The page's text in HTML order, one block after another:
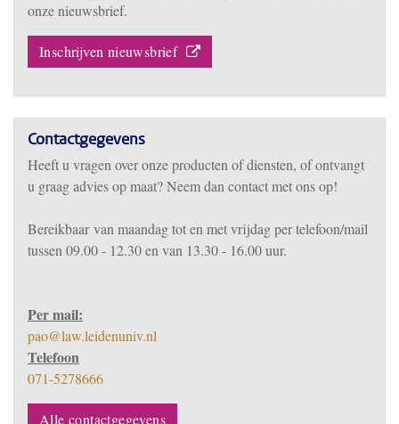
onze nieuwsbrief.
Inschrijven nieuwsbrief
Contactgegevens
Heeft u vragen over onze producten of diensten, of ontvangt
u graag advies op maat? Neem dan contact met ons op!
Bereikbaarvan maandag tot en met vrijdag per telefoon/mail
tussen 09.00 - 12.30 en van 13.30 - 16.00 uur.
Per mail:
pao@law.leidenuniv.nl
Telefoon
071-5278666
Alle contactgegevens